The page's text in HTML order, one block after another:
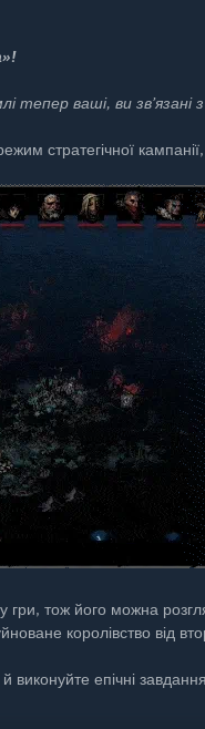
моди, створені
банер угорі, щоб
тепер ваші, ви зв’язані
стратегічної
тож його можна
королівство від
виконуйте епічні